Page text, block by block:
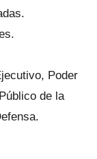
Poder
de la